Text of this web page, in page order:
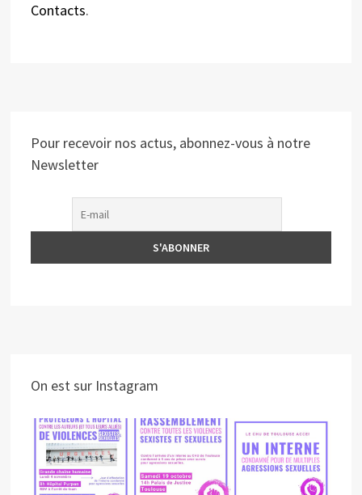
Contacts.
Pour recevoir nos actus, abonnez-vous à notre
Newsletter
On est sur Instagram